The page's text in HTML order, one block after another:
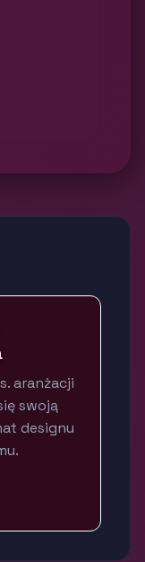
aranżacji
swoją
designu